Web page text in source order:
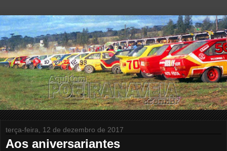
terça-feira, 12 de dezembro de 2017
Aos aniversariantes